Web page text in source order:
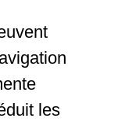
les